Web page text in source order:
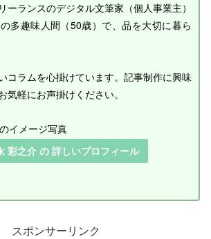
ーランスのデジタル文筆家（個人事業主）
多趣味人間（50歳）で、品を大切に暮ら
コラムを心掛けています。記事制作に興味
気軽にお声掛けください。
彩之介 の 詳しいプロフィール
スポンサーリンク